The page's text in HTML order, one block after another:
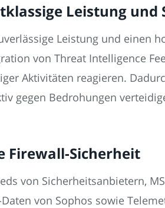
Leistung und
Leistung und einen
von Threat Intelligence
Aktivitäten reagieren.
gegen Bedrohungen
Firewall-Sicherheit
von Sicherheitsanbietern,
von Sophos sowie